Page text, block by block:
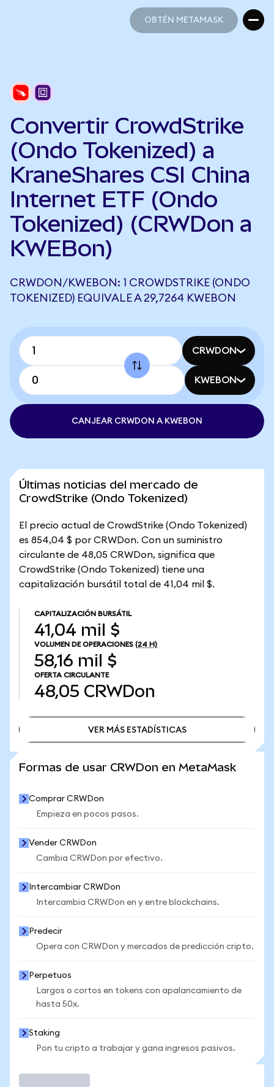
OBTÉN METAMASK
Convertir CrowdStrike
(Ondo Tokenized) a
KraneShares CSI China
Internet ETF (Ondo
Tokenized) (CRWDon a
KWEBon)
CRWDON/KWEBON: 1 CROWDSTRIKE (ONDO
TOKENIZED) EQUIVALE A 29,7264 KWEBON
CRWDON
KWEBON
CANJEAR CRWDON A KWEBON
Últimas noticias del mercado de
CrowdStrike (Ondo Tokenized)
El precio actual de CrowdStrike (Ondo Tokenized)
es 854,04 $ por CRWDon. Con un suministro
circulante de 48,05 CRWDon, significa que
CrowdStrike (Ondo Tokenized) tiene una
capitalización bursátil total de 41,04 mil $.
CAPITALIZACIÓN BURSÁTIL
41,04 mil $
VOLUMEN DE OPERACIONES (24 H)
58,16 mil $
OFERTA CIRCULANTE
48,05 CRWDon
VER MÁS ESTADÍSTICAS
Formas de usar CRWDon en MetaMask
Comprar CRWDon
Empieza en pocos pasos.
Vender CRWDon
Cambia CRWDon por efectivo.
Intercambiar CRWDon
Intercambia CRWDon en y entre blockchains.
Predecir
Opera con CRWDon y mercados de predicción cripto.
Perpetuos
Largos o cortos en tokens con apalancamiento de
hasta 50x.
Staking
Pon tu cripto a trabajar y gana ingresos pasivos.